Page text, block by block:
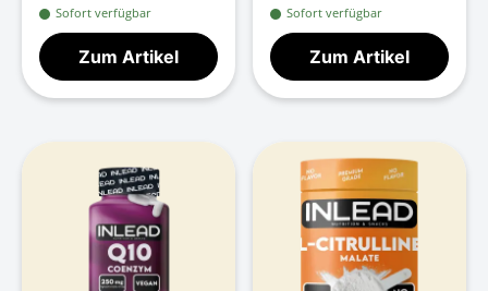
Sofort verfügbar
Zum Artikel
Sofort verfügbar
Zum Artikel